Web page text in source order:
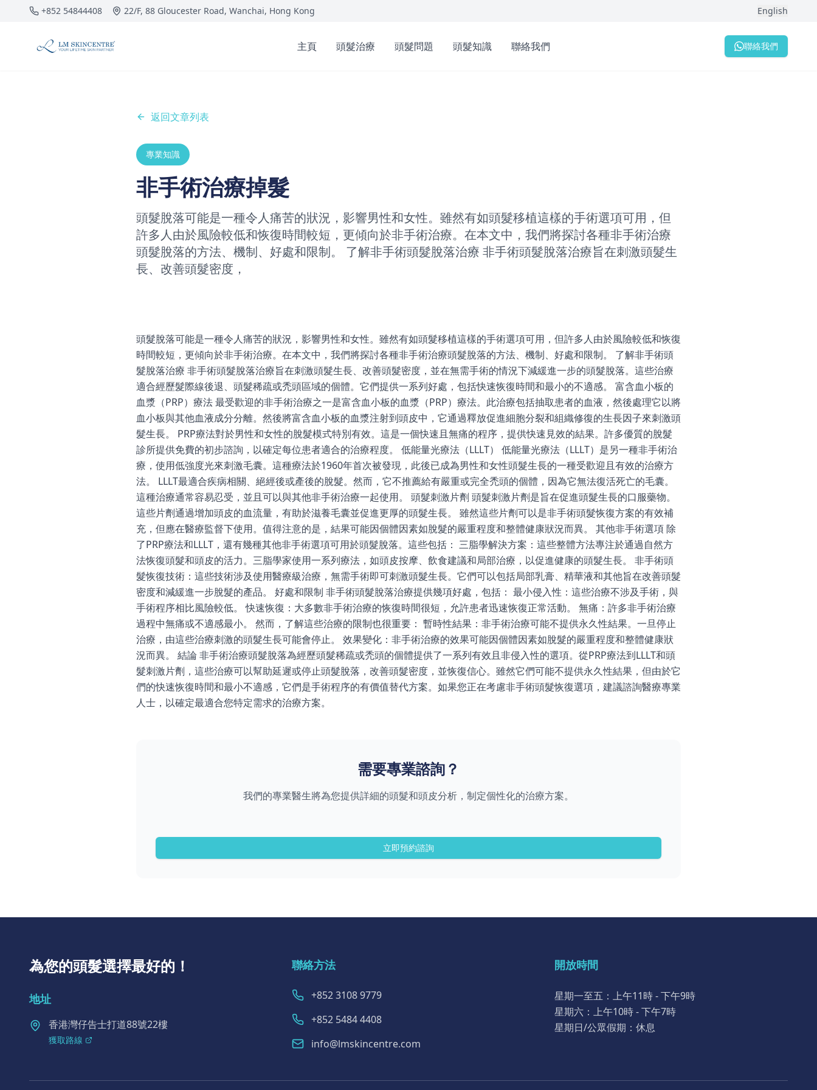
跳到主要內容+852 54844408 22/F, 88 Gloucester Road, Wanchai, Hong Kong English
主頁 頭髮治療 頭髮問題 頭髮知識 聯絡我們 聯絡我們
返回文章列表
專業知識
非手術治療掉髮
頭髮脫落可能是一種令人痛苦的狀況，影響男性和女性。雖然有如頭髮移植這樣的手術選項可用，但
許多人由於風險較低和恢復時間較短，更傾向於非手術治療。在本文中，我們將探討各種非手術治療
頭髮脫落的方法、機制、好處和限制。 了解非手術頭髮脫落治療 非手術頭髮脫落治療旨在刺激頭髮生
長、改善頭髮密度，
頭髮脫落可能是一種令人痛苦的狀況，影響男性和女性。雖然有如頭髮移植這樣的手術選項可用，但許多人由於風險較低和恢復
時間較短，更傾向於非手術治療。在本文中，我們將探討各種非手術治療頭髮脫落的方法、機制、好處和限制。 了解非手術頭
髮脫落治療 非手術頭髮脫落治療旨在刺激頭髮生長、改善頭髮密度，並在無需手術的情況下減緩進一步的頭髮脫落。這些治療
適合經歷髮際線後退、頭髮稀疏或禿頭區域的個體。它們提供一系列好處，包括快速恢復時間和最小的不適感。 富含血小板的
血漿（PRP）療法 最受歡迎的非手術治療之一是富含血小板的血漿（PRP）療法。此治療包括抽取患者的血液，然後處理它以將
血小板與其他血液成分分離。然後將富含血小板的血漿注射到頭皮中，它通過釋放促進細胞分裂和組織修復的生長因子來刺激頭
髮生長。 PRP療法對於男性和女性的脫髮模式特別有效。這是一個快速且無痛的程序，提供快速見效的結果。許多優質的脫髮
診所提供免費的初步諮詢，以確定每位患者適合的治療程度。 低能量光療法（LLLT） 低能量光療法（LLLT）是另一種非手術治
療，使用低強度光來刺激毛囊。這種療法於1960年首次被發現，此後已成為男性和女性頭髮生長的一種受歡迎且有效的治療方
法。 LLLT最適合疾病相關、絕經後或產後的脫髮。然而，它不推薦給有嚴重或完全禿頭的個體，因為它無法復活死亡的毛囊。
這種治療通常容易忍受，並且可以與其他非手術治療一起使用。 頭髮刺激片劑 頭髮刺激片劑是旨在促進頭髮生長的口服藥物。
這些片劑通過增加頭皮的血流量，有助於滋養毛囊並促進更厚的頭髮生長。 雖然這些片劑可以是非手術頭髮恢復方案的有效補
充，但應在醫療監督下使用。值得注意的是，結果可能因個體因素如脫髮的嚴重程度和整體健康狀況而異。 其他非手術選項 除
了PRP療法和LLLT，還有幾種其他非手術選項可用於頭髮脫落。這些包括： 三脂學解決方案：這些整體方法專注於通過自然方
法恢復頭髮和頭皮的活力。三脂學家使用一系列療法，如頭皮按摩、飲食建議和局部治療，以促進健康的頭髮生長。 非手術頭
髮恢復技術：這些技術涉及使用醫療級治療，無需手術即可刺激頭髮生長。它們可以包括局部乳膏、精華液和其他旨在改善頭髮
密度和減緩進一步脫髮的產品。 好處和限制 非手術頭髮脫落治療提供幾項好處，包括： 最小侵入性：這些治療不涉及手術，與
手術程序相比風險較低。 快速恢復：大多數非手術治療的恢復時間很短，允許患者迅速恢復正常活動。 無痛：許多非手術治療
過程中無痛或不適感最小。 然而，了解這些治療的限制也很重要： 暫時性結果：非手術治療可能不提供永久性結果。一旦停止
治療，由這些治療刺激的頭髮生長可能會停止。 效果變化：非手術治療的效果可能因個體因素如脫髮的嚴重程度和整體健康狀
況而異。 結論 非手術治療頭髮脫落為經歷頭髮稀疏或禿頭的個體提供了一系列有效且非侵入性的選項。從PRP療法到LLLT和頭
髮刺激片劑，這些治療可以幫助延遲或停止頭髮脫落，改善頭髮密度，並恢復信心。雖然它們可能不提供永久性結果，但由於它
們的快速恢復時間和最小不適感，它們是手術程序的有價值替代方案。如果您正在考慮非手術頭髮恢復選項，建議諮詢醫療專業
人士，以確定最適合您特定需求的治療方案。
需要專業諮詢？
我們的專業醫生將為您提供詳細的頭髮和頭皮分析，制定個性化的治療方案。
立即預約諮詢
為您的頭髮選擇最好的！
地址
香港灣仔告士打道88號22樓
獲取路線
聯絡方法
+852 3108 9779
+852 5484 4408
info@lmskincentre.com
開放時間
星期一至五：上午11時 - 下午9時
星期六：上午10時 - 下午7時
星期日/公眾假期：休息